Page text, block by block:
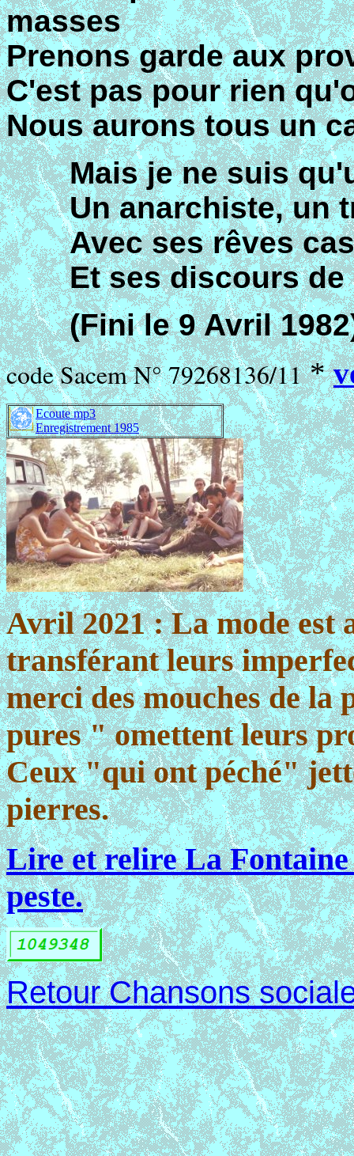
masses
Prenons garde aux
C'est pas pour rien
Nous aurons tous un
Mais je ne suis
Un anarchiste, un
Avec ses rêves
Et ses discours
(Fini le 9 Avril
code Sacem N° 79268136/11*
Ecoute mp3
Enregistrement 1985
Avril 2021 : La mode est
transférant leurs
merci des mouches de la
pures " omettent leurs
Ceux "qui ont péché"
pierres.
Lire et relire La Fontaine
peste.
Retour Chansons